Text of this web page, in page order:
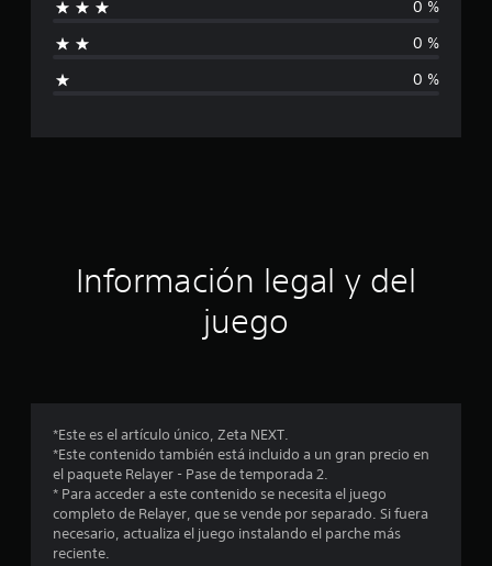
a
f
a
o
s
0 %
0 %
0 %
Información legal y del
juego
*Este es el artículo único, Zeta NEXT.
*Este contenido también está incluido a un gran precio en
el paquete Relayer - Pase de temporada 2.
* Para acceder a este contenido se necesita el juego
completo de Relayer, que se vende por separado. Si fuera
necesario, actualiza el juego instalando el parche más
reciente.